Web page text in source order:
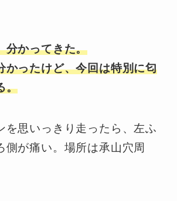
分かってきた。
かったけど、今回は特別に匂
。
を思いっきり走ったら、左ふ
側が痛い。場所は承山穴周